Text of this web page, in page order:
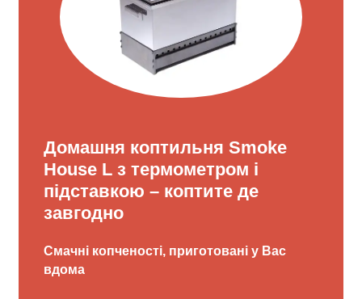
Домашня коптильня Smoke
House L з термометром і
підставкою – коптите де
завгодно
Смачні копченості, приготовані у Вас
вдома